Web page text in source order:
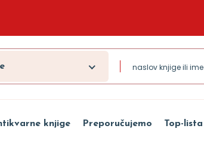
knjige Preporučujemo Top-lista